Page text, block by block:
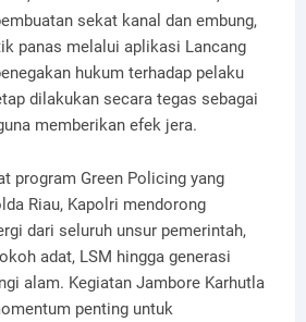
sekat kanal dan embung,
panas melalui aplikasi Lancang
hukum terhadap pelaku
dilakukan secara tegas sebagai
memberikan efek jera.
program Green Policing yang
Riau, Kapolri mendorong
dari seluruh unsur pemerintah,
adat, LSM hingga generasi
alam. Kegiatan Jambore Karhutla
penting untuk